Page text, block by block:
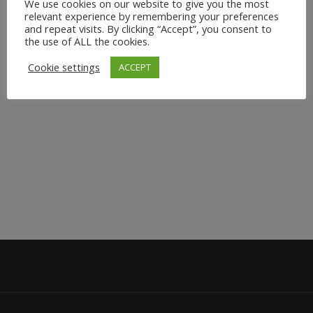
verursachen. Viele Beschwerden wie z.B. Nacken-
Rücken oder Kopfschmerzen, entstehen durch
einseitige Belastungen. Bei Stretch & Relax wirst Du
Dich...
3. April 2024
We use cookies on our website to give you the most
relevant experience by remembering your preferences
and repeat visits. By clicking “Accept”, you consent to
the use of ALL the cookies.
Cookie settings
ACCEPT